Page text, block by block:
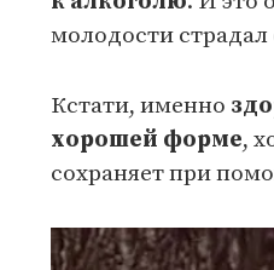
молодости страдал
Кстати, именно
хорошей форме,
сохраняет при